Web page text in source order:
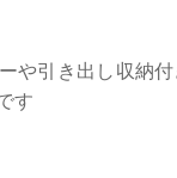
や引き出し収納
す